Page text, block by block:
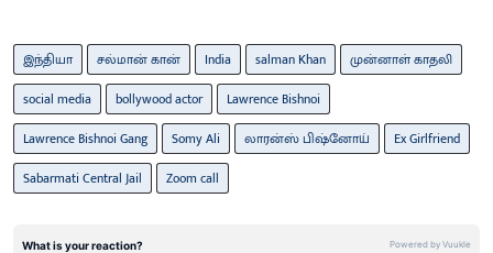
இந்தியா சல்மான் கான் India salman Khan
முன்னாள் காதலி
social media
bollywood actor
Lawrence Bishnoi
Lawrence Bishnoi Gang
Somy Ali லாரன்ஸ் பிஷ்னோய்
Ex Girlfriend
Sabarmati Central Jail
Zoom call